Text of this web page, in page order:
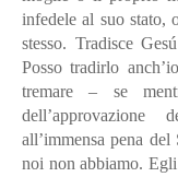
infedele al suo stato,
stesso. Tradisce
Posso tradirlo
tremare – se
all’immensa pena del
noi non abbiamo.